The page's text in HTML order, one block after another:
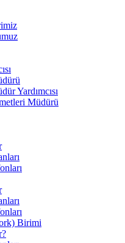
Yardımcısı
Müdürü
Birimi